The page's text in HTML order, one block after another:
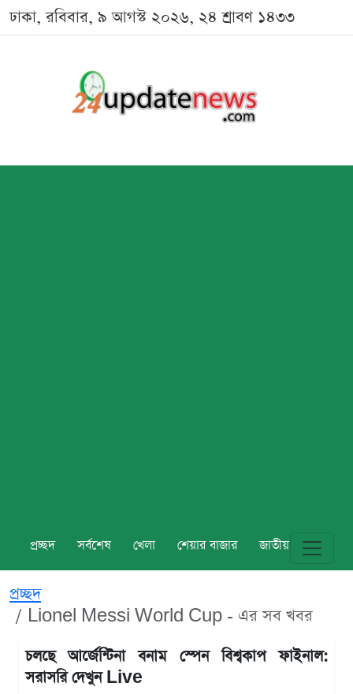
ঢাকা, রবিবার, ৯ আগস্ট ২০২৬, ২৪ শ্রাবণ ১৪৩৩
প্রচ্ছদ সর্বশেষ খেলা শেয়ার বাজার জাতীয় বিশ্ব
প্রচ্ছদ
Lionel Messi World Cup - এর সব খবর
চলছে আর্জেন্টিনা বনাম স্পেন বিশ্বকাপ ফাইনাল:
সরাসরি দেখুন Live